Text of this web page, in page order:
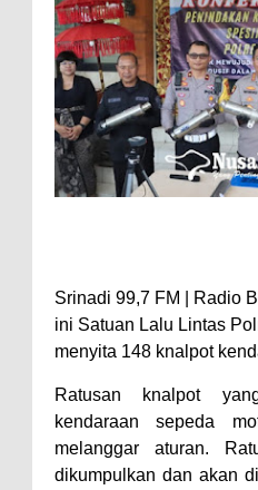
Srinadi 99,7 FM | Radio
ini Satuan Lalu Lintas
menyita 148 knalpot
Ratusan knalpot
kendaraan sepeda
melanggar aturan.
dikumpulkan dan akan